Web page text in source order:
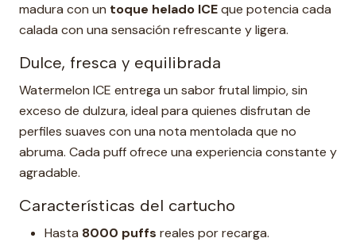
madura con un toque helado ICEque potencia cada
calada con una sensación refrescante y ligera.
Dulce, fresca y equilibrada
Watermelon ICE entrega un sabor frutal limpio, sin
exceso de dulzura, ideal para quienes disfrutan de
perfiles suaves con una nota mentolada que no
abruma. Cada puff ofrece una experiencia constante y
agradable.
Características del cartucho
Hasta 8000 puffs reales por recarga.